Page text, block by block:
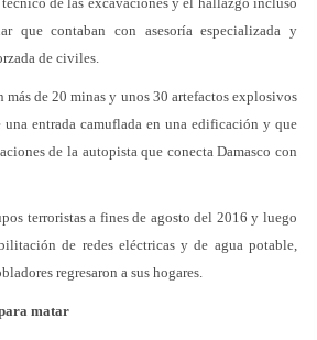
que contaban con asesoría especializada y
de civiles.
más de 20 minas y unos 30 artefactos explosivos
entrada camuflada en una edificación y que
de la autopista que conecta Damasco con
terroristas a fines de agosto del 2016 y luego
de redes eléctricas y de agua potable,
regresaron a sus hogares.
matar